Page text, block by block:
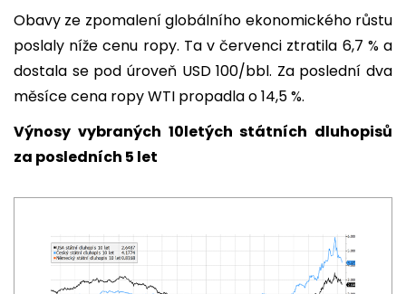
Obavy ze zpomalení globálního ekonomického růstu
poslaly níže cenu ropy. Ta v červenci ztratila 6,7 % a
dostala se pod úroveň USD 100/bbl. Za poslední dva
měsíce cena ropy WTI propadla o 14,5 %.
Výnosy vybraných 10letých státních dluhopisů
za posledních 5 let